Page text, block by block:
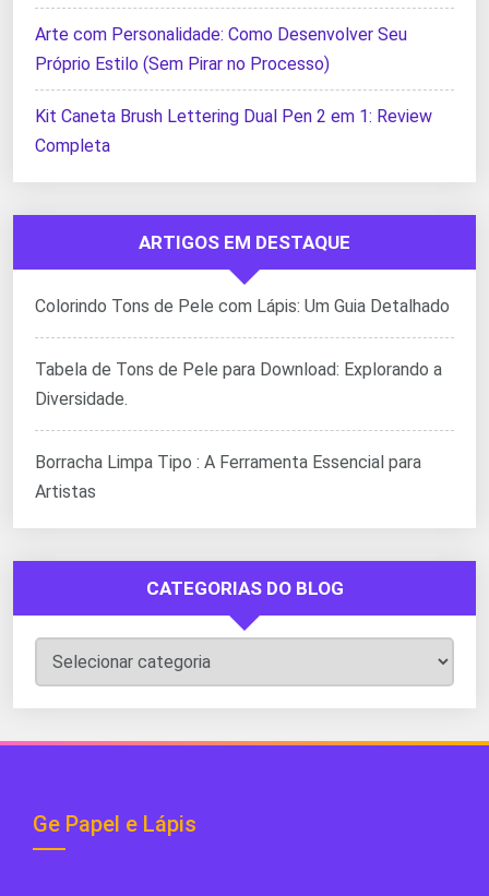
Arte com Personalidade: Como Desenvolver Seu
Próprio Estilo (Sem Pirar no Processo)
Kit Caneta Brush Lettering Dual Pen 2 em 1: Review
Completa
ARTIGOS EM DESTAQUE
Colorindo Tons de Pele com Lápis: Um Guia Detalhado
Tabela de Tons de Pele para Download: Explorando a
Diversidade.
Borracha Limpa Tipo : A Ferramenta Essencial para
Artistas
CATEGORIAS DO BLOG
Categorias
do
Blog
Ge Papel e Lápis